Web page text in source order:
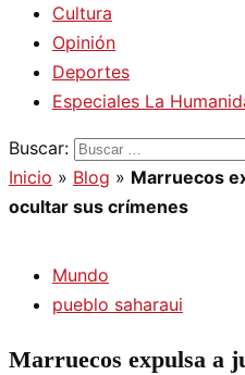
Cultura
Opinión
Deportes
Especiales La
Buscar:
Inicio » Blog » Marruecos
ocultar sus crímenes
Mundo
pueblo saharaui
Marruecos expulsa a